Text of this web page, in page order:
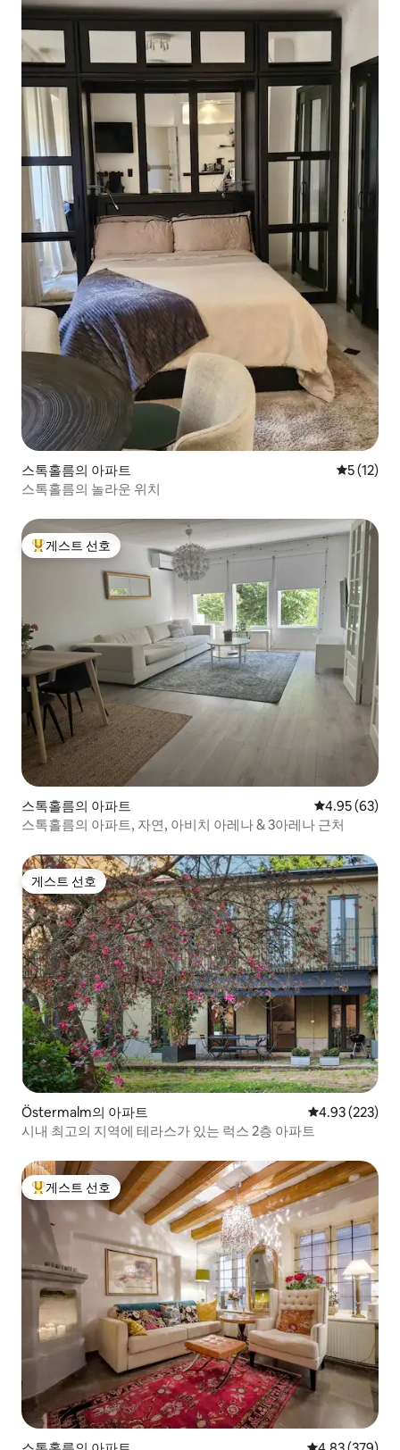
스톡홀름의 아파트 평점 5점
5 (12)
스톡홀름의 놀라운 위치
상위 게스트 선호
게스트 선호
스톡홀름의 아파트 평점 4.95점(5
4.95 (63)
스톡홀름의 아파트, 자연, 아비치 아레나 & 3아레나 근처
게스트 선호
게스트 선호
Östermalm의 아파트 평점 4.93점(5
4.93 (223)
시내 최고의 지역에 테라스가 있는 럭스 2층 아파트
상위 게스트 선호
게스트 선호